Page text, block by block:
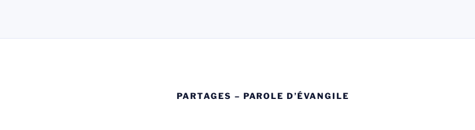
PARTAGES – PAROLE D’ÉVANGILE